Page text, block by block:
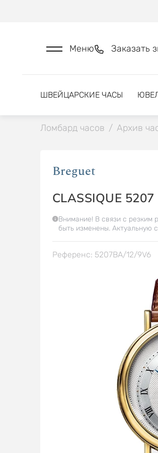
Меню Заказать
ШВЕЙЦАРСКИЕ ЧАСЫ
Ломбард часов / Архив
Breguet
CLASSIQUE 5207
Внимание! В связи с резким
быть изменены. Актуальную
Референс: 5207BA/12/9V6